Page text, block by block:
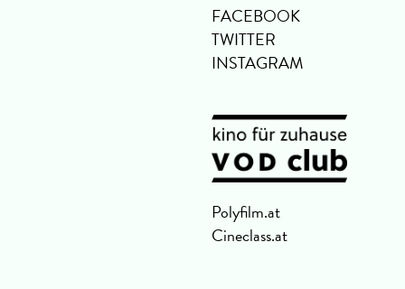
FACEBOOK
TWITTER
INSTAGRAM
Polyfilm.at
Cineclass.at